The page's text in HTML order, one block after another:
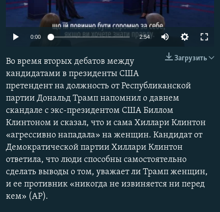
ПОБЕДИТЕЛЕЙ НЕ СУДЯТ?
КРЫМ.НЕПОКОРЕННЫЙ
УКРАИНСКАЯ ПРОБЛЕМА КРЫМА
ПРИСОЕДИНЯЙТЕСЬ!
Все сайты RFE/RL
0:00 2:54
Загрузить
Во время вторых дебатов между
кандидатами в президенты США
претендент на должность от Республиканской
партии Дональд Трамп напомнил о давнем
скандале с экс-президентом США Биллом
Клинтоном и сказал, что и сама Хиллари Клинтон
«агрессивно нападала» на женщин. Кандидат от
Демократической партии Хиллари Клинтон
ответила, что люди способны самостоятельно
сделать выводы о том, уважает ли Трамп женщин,
и ее противник «никогда не извиняется ни перед
кем» (AP).